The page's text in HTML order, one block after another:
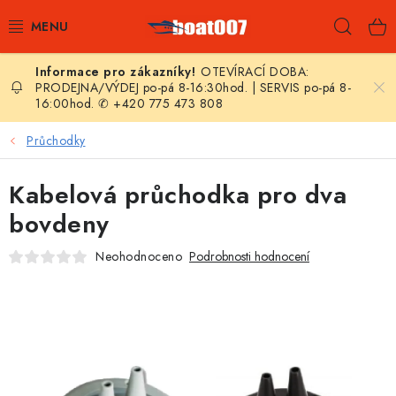
na
E-SHOP
AKČNÍ SLEVY
ZPRAVODAJ
KONTAKTY
OTEVÍRACÍ DOBA:
PRODEJNA/VÝDEJ po-pá 8-16:30hod. | SERVIS po-pá 8-
16:00hod. ✆ +420 775 473 808
Průchodky
Kabelová průchodka pro dva
bovdeny
Neohodnoceno Podrobnosti hodnocení